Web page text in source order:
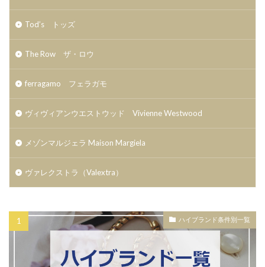
Tod’s トッズ
The Row ザ・ロウ
ferragamo フェラガモ
ヴィヴィアンウエストウッド Vivienne Westwood
メゾンマルジェラ Maison Margiela
ヴァレクストラ（Valextra）
ハイブランド条件別一覧